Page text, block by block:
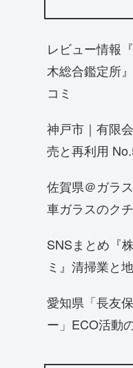
レビュー情報
木総合鑑定所
コミ
神戸市｜有限
売と再利用
佐賀県＠ガラ
車ガラスのク
SNSまとめ『
ミ』清掃業と
愛知県「長友
ー」ECO活動